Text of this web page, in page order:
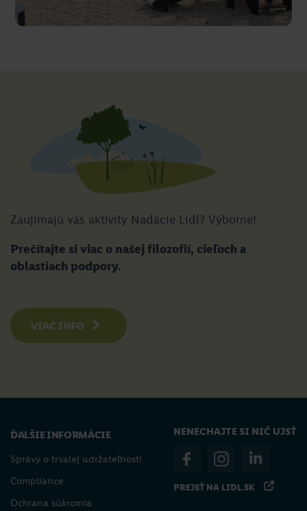
Zaujímajú vás aktivity Nadácie Lidl? Výborne!
Prečítajte si viac o našej filozofií, cieľoch a
oblastiach podpory.
VIAC INFO
ĎALŠIE INFORMÁCIE
Správy o trvalej udržateľnosti
Compliance
Ochrana súkromia
NENECHAJTE SI NIČ UJSŤ
PREJSŤ NA LIDL.SK